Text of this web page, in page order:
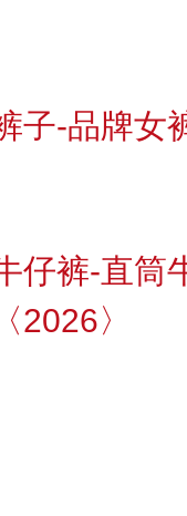
子-品牌女
仔裤-直筒
2026〉